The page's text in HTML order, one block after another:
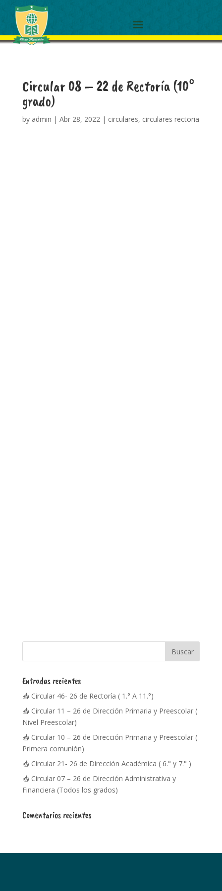
Circular 08 – 22 de Rectoría (10°
grado)
by admin | Abr 28, 2022| circulares, circulares rectoria
Entradas recientes
📥 Circular 46- 26 de Rectoría ( 1.° A 11.°)
📥 Circular 11 – 26 de Dirección Primaria y Preescolar (
Nivel Preescolar)
📥 Circular 10 – 26 de Dirección Primaria y Preescolar (
Primera comunión)
📥 Circular 21- 26 de Dirección Académica ( 6.° y 7.° )
📥 Circular 07 – 26 de Dirección Administrativa y
Financiera (Todos los grados)
Comentarios recientes